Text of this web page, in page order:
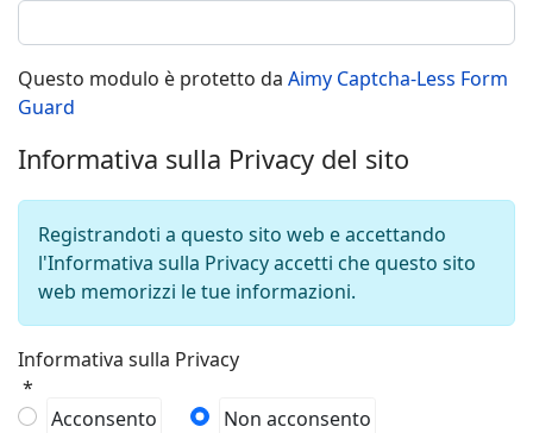
Questo modulo è protetto da Aimy Captcha-Less Form
Guard
Informativa sulla Privacy del sito
Registrandoti a questo sito web e accettando
l'Informativa sulla Privacy accetti che questo sito
web memorizzi le tue informazioni.
Informativa sulla Privacy
*
Acconsento
Non acconsento